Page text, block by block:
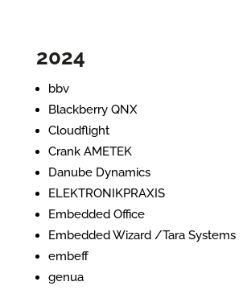
2024
bbv
Blackberry QNX
Cloudflight
Crank AMETEK
Danube Dynamics
ELEKTRONIKPRAXIS
Embedded Office
Embedded Wizard /Tara Systems
embeff
genua